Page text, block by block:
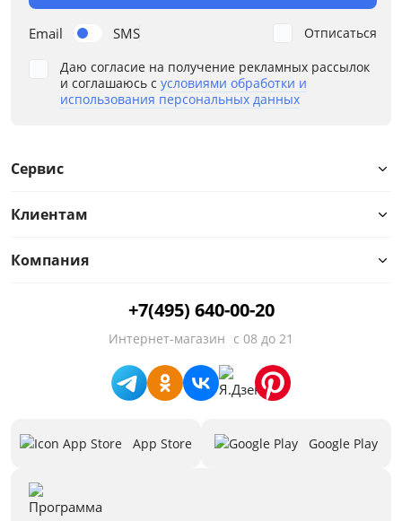
Бежевый
Синий
Серый
Размер
Ширина, см
до
Высота, см
от
Email SMS
Даю согласие на получение рекламных рассылок
и соглашаюсь с условиями обработки и
использования персональных данных
Отписаться
Сервис
Клиентам
Компания
+7(495) 640-00-20
Интернет-магазин с 08 до 21
App Store Google Play